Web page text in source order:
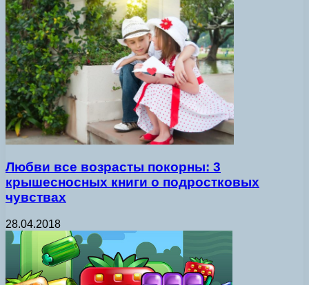
Любви все возрасты покорны: 3
крышесносных книги о подростковых
чувствах
28.04.2018